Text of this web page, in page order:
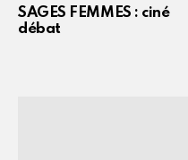
SAGES FEMMES : ciné
débat